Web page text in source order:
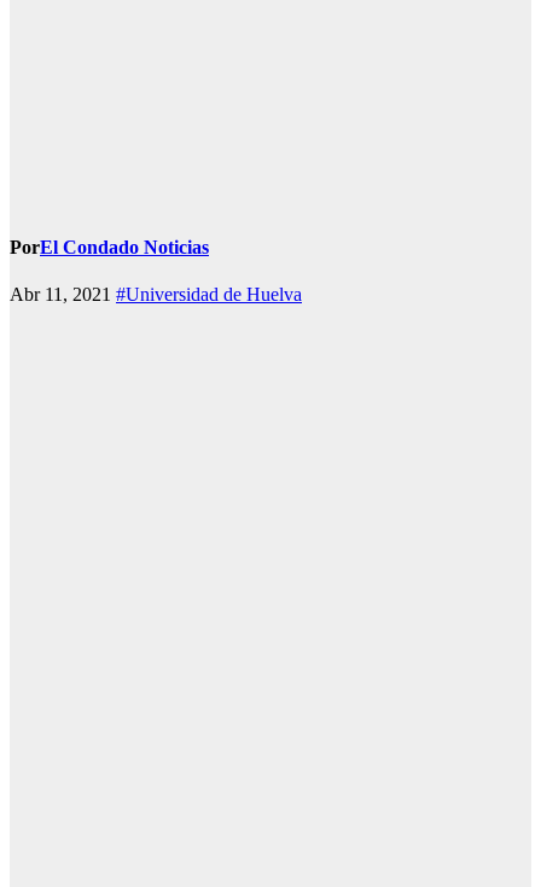
PorEl Condado Noticias
Abr 11, 2021 #Universidad de Huelva